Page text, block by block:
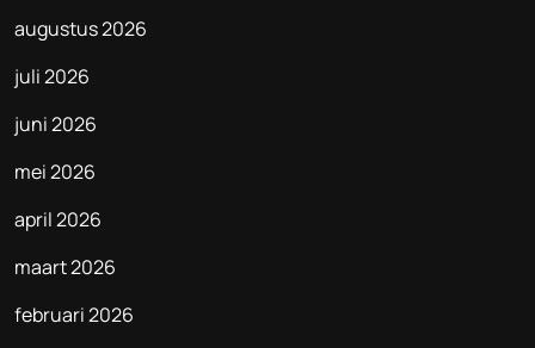
augustus 2026
juli 2026
juni 2026
mei 2026
april 2026
maart 2026
februari 2026